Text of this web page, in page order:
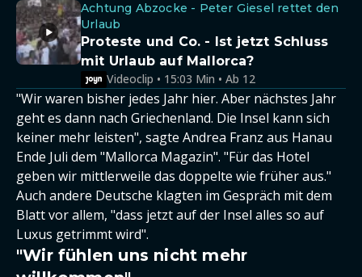
Achtung Abzocke - Peter Giesel rettet den
Urlaub
Proteste und Co. - Ist jetzt Schluss
mit Urlaub auf Mallorca?
Videoclip • 15:03 Min • Ab 12
"Wir waren bisher jedes Jahr hier. Aber nächstes Jahr
geht es dann nach Griechenland. Die Insel kann sich
keiner mehr leisten", sagte Andrea Franz aus Hanau
Ende Juli dem "Mallorca Magazin". "Für das Hotel
geben wir mittlerweile das doppelte wie früher aus."
Auch andere Deutsche klagten im Gespräch mit dem
Blatt vor allem, "dass jetzt auf der Insel alles so auf
Luxus getrimmt wird".
"Wir fühlen uns nicht mehr